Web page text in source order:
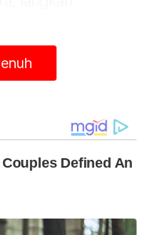
motosikal.